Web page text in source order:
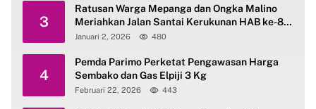
3
Ratusan Warga Mepanga dan Ongka Malino
Meriahkan Jalan Santai Kerukunan HAB ke-80
Kemenag Parimo
Januari 2, 2026 480
4
Pemda Parimo Perketat Pengawasan Harga
Sembako dan Gas Elpiji 3 Kg
Februari 22, 2026 443